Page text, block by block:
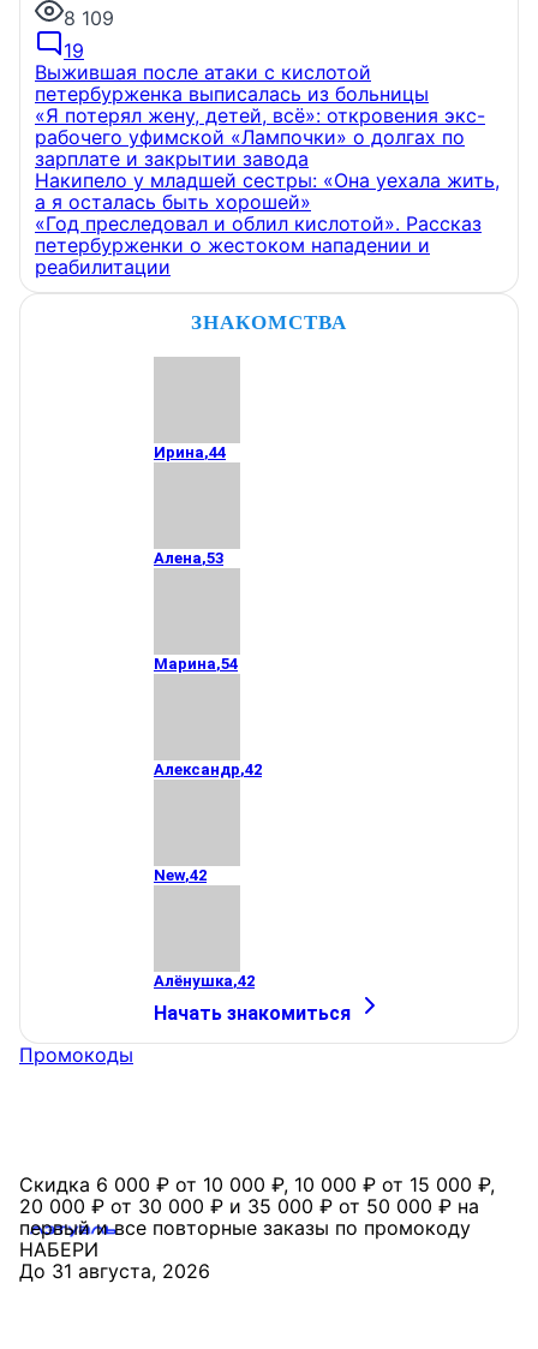
8 109
19
Выжившая после атаки с кислотой
петербурженка выписалась из больницы
«Я потерял жену, детей, всё»: откровения экс-
рабочего уфимской «Лампочки» о долгах по
зарплате и закрытии завода
Накипело у младшей сестры: «Она уехала жить,
а я осталась быть хорошей»
«Год преследовал и облил кислотой». Рассказ
петербурженки о жестоком нападении и
реабилитации
ЗНАКОМСТВА
Ирина,44
Алена,53
Марина,54
Александр,42
New,42
Алёнушка,42
Начать знакомиться
Промокоды
Скидка 6 000 ₽ от 10 000 ₽, 10 000 ₽ от 15 000 ₽,
20 000 ₽ от 30 000 ₽ и 35 000 ₽ от 50 000 ₽ на
первый и все повторные заказы по промокоду
НАБЕРИ
До 31 августа, 2026